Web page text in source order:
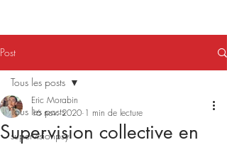
Post
Tous les posts
supervisionpsy
Tous les posts
Supervision collective en
Eric Morabin
16 nov. 2020 1 min de lecture